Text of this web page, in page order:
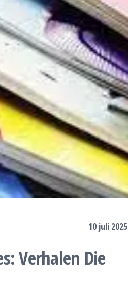
10 juli 2025
Verhalen Die